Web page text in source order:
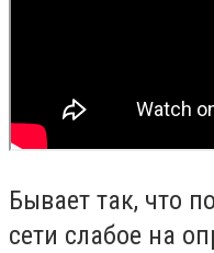
Бывает так, что
сети слабое на